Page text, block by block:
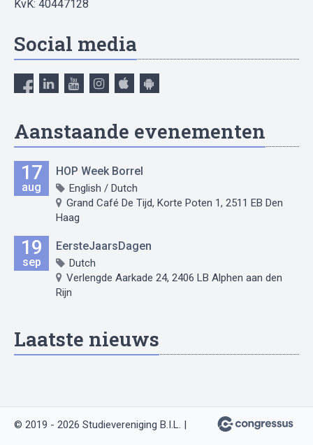
KvK: 40447128
Social media
Aanstaande evenementen
17
aug
HOP Week Borrel
English / Dutch
Grand Café De Tijd, Korte Poten 1, 2511 EB Den
Haag
19
sep
EersteJaarsDagen
Dutch
Verlengde Aarkade 24, 2406 LB Alphen aan den
Rijn
Laatste nieuws
© 2019 - 2026 Studievereniging B.I.L. |